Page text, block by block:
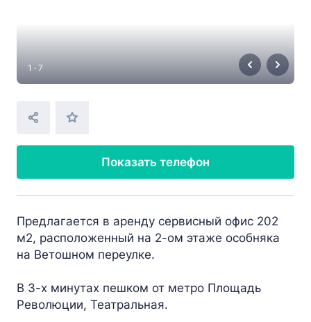
1 · 7
Показать телефон
Предлагается в аренду сервисный офис 202
м2, расположенный на 2-ом этаже особняка
на Ветошном переулке.
В 3-х минутах пешком от метро Площадь
Революции, Театральная.